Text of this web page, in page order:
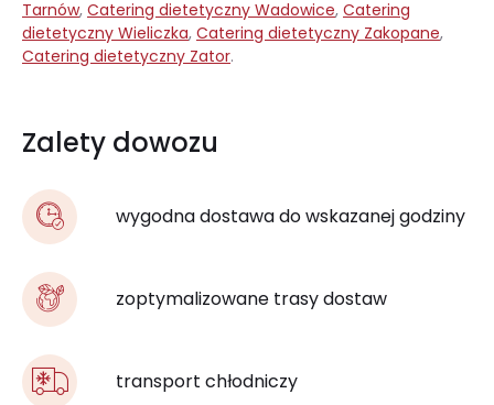
Tarnów, Catering dietetyczny Wadowice, Catering
dietetyczny Wieliczka, Catering dietetyczny Zakopane,
Catering dietetyczny Zator.
Zalety dowozu
wygodna dostawa do wskazanej godziny
zoptymalizowane trasy dostaw
transport chłodniczy